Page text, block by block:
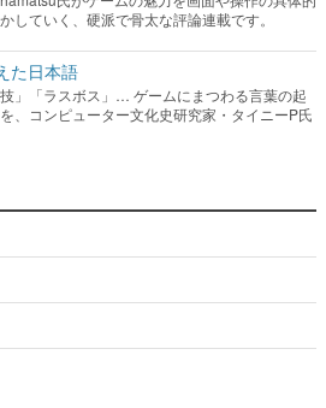
していく、硬派で骨太な評論連載です。
た日本語
技」「ラスボス」… ゲームにまつわる言葉の起
、コンピューター文化史研究家・タイニーP氏